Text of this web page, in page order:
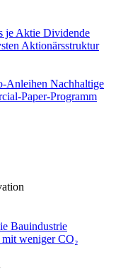
je Aktie Dividende
Aktionärsstruktur
Anleihen Nachhaltige
Paper-Programm
Bauindustrie
weniger CO₂